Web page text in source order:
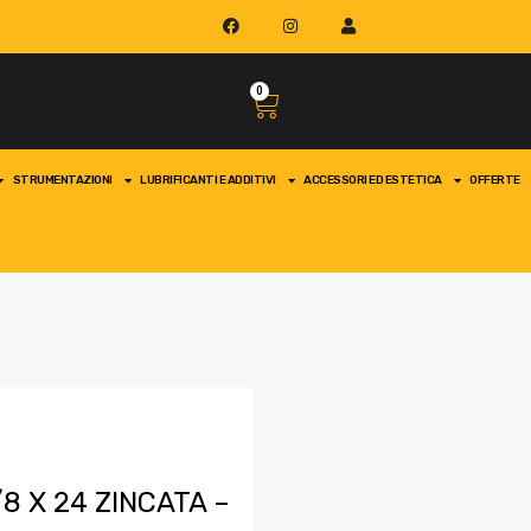
0
STRUMENTAZIONI LUBRIFICANTI E ADDITIVI ACCESSORI ED ESTETICA OFFERTE
X 24 ZINCATA –